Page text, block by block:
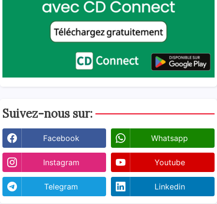
Suivez-nous sur:
Facebook Whatsapp
Instagram Youtube
Telegram Linkedin